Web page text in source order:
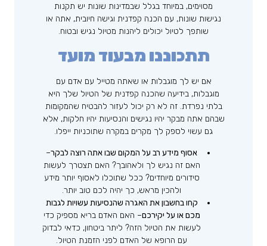
מסוימים, במיוחד בגלל שבמדינות שונות יש תקנות
נגישות שונות, עם הכנה קפדנית וגישה חיובית, אתה או
שותפך לטיול יכולים ליהנות מטיול נגיש ובטוח.
תתכוננו מבעוד מועד
אם יש לך מוגבלות או שאתה מטייל עם אדם עם
מוגבלות, בידיעה שהכנה קפדנית של הטיול שלך היא
בלתי נפרדת. זה לא רק יכול לעזור להבטיח שהמקומות
שבהם אתה מבקר יהיו נגישים והנסיעות יהיו חלקות, אלא
גם עשוי לספק לך מקרים במקרה שתוכניות ייפלו.
אסוף מידע רב על המקום שבו אתה רוצה לבקר–
האם זה נגיש לך ולאהובך? האם תצטרך לעשות
סידורים מיוחדים? ככל שתוכלו לאסוף יותר מידע
ולהכין מראש, כך יהיה לכם טוב יותר.
קחו בחשבון את האגרה שהנסיעות עשויות לגבות
מכם או על יקירכם– האם האדם בריא מספיק כדי
לעשות את הטיול הזה? ליתר ביטחון, כדאי לבדוק
עם הרופא של האדם לפני הזמנת הטיול.